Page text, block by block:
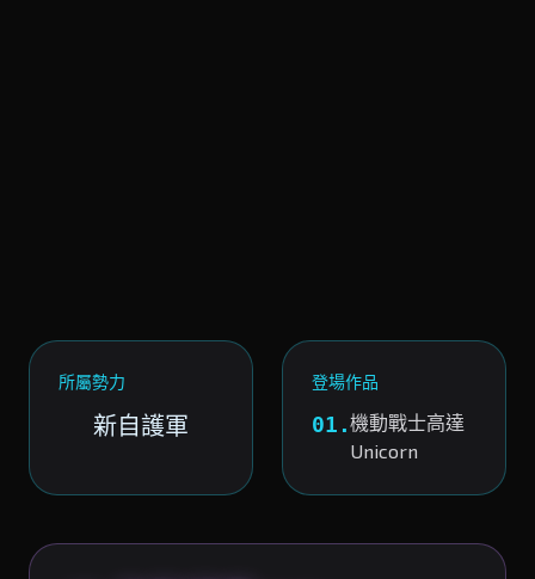
所屬勢力
新自護軍
登場作品
01.機動戰士高達
Unicorn